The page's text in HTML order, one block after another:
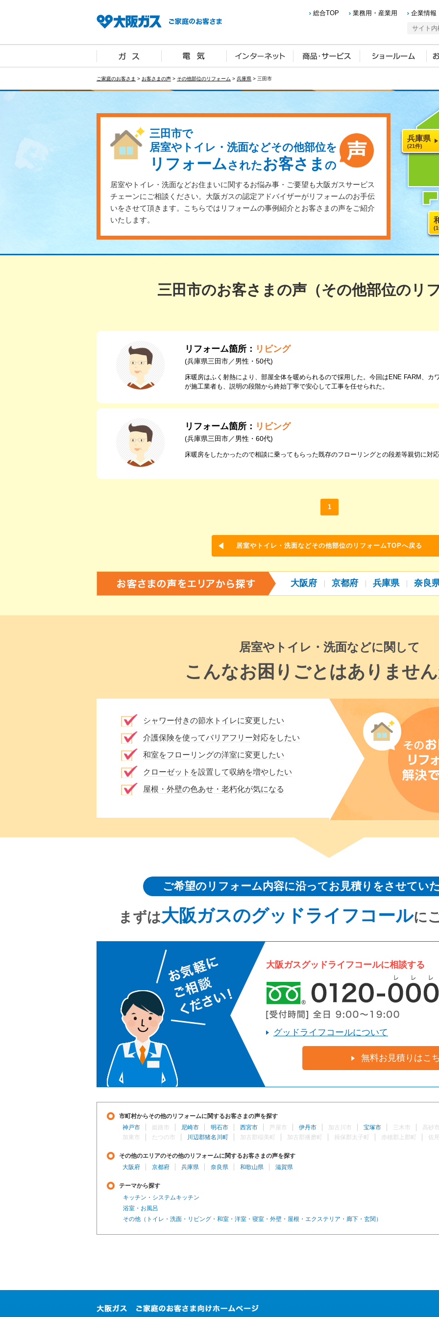
総合TOP 業務用・産業用 企業情報
ご家庭のお客さま > お客さまの声 > その他部位のリフォーム > 兵庫県 > 三田市
三田市で
居室やトイレ・洗面などその他部位を
リフォームされたお客さま の
居室やトイレ・洗面などお住まいに関するお悩み事・ご要望も大阪ガスサービス
チェーンにご相談ください。大阪ガスの認定アドバイザーがリフォームのお手伝
いをさせて頂きます。こちらではリフォームの事例紹介とお客さまの声をご紹介
いたします。
兵庫県
(21件)
三田市のお客さまの声（その他部位のリ
リフォーム箇所： リビング
(兵庫県三田市／男性・50代)
床暖房はふく射熱により、部屋全体を暖められるので採用した。今回はENE FARM、カ
が施工業者も、説明の段階から終始丁寧で安心して工事を任せられた。
リフォーム箇所： リビング
(兵庫県三田市／男性・60代)
床暖房をしたかったので相談に乗ってもらった既存のフローリングとの段差等親切に対
1
居室やトイレ・洗面などその他部位のリフォームTOPへ戻る
大阪府 京都府 兵庫県 奈良
居室やトイレ・洗面などに関して
こんなお困りごとはありませ
シャワー付きの節水トイレに変更したい
介護保険を使ってバリアフリー対応をしたい
和室をフローリングの洋室に変更したい
クローゼットを設置して収納を増やしたい
屋根・外壁の色あせ・老朽化が気になる
ご希望のリフォーム内容に沿ってお見積りをさせてい
まずは大阪ガスのグッドライフコールに
大阪ガスグッドライフコールに相談する
グッドライフコールについて
無料お見積りはこ
市町村からその他のリフォームに関するお客さまの声を探す
神戸市
姫路市 尼崎市 明石市 西宮市 芦屋市 伊丹市 加古川市 宝塚市 三木市
高砂
加東市
たつの市 川辺郡猪名川町 加古郡稲美町 加古郡播磨町 揖保郡太子町 赤穂郡上郡町 佐
その他のエリアのその他のリフォームに関するお客さまの声を探す
大阪府
京都府 兵庫県 奈良県 和歌山県 滋賀県
テーマから探す
キッチン・システムキッチン
浴室・お風呂
その他（トイレ・洗面・リビング・和室・洋室・寝室・外壁・屋根・エクステリア・廊下・玄関）